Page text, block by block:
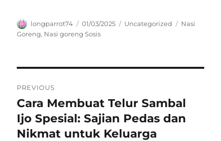
Author
longparrot74
Posted
on
01/03/2025 Categories
Uncategorized Tags
Nasi
Goreng, Nasi goreng Sosis
pos
PREVIOUS
Previous
post:
Cara Membuat Telur Sambal
Ijo Spesial: Sajian Pedas dan
Nikmat untuk Keluarga